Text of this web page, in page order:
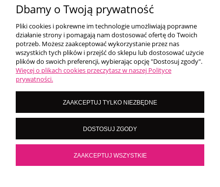
WARUNKI ZAKUPÓW
MOJE KONTO
O NAS
LoversNails Paulina Wiktorowicz | Brzozowa 7, 05-300 Targówka, woj
mazowieckie | NIP: 8222395546
Kontakt pn - pt: 8:00 - 16:00 |
536 028 532
POKAŻ PEŁNĄ WERSJĘ STRONY
Sklep internetowy Shoper.pl
Dbamy o Twoją prywatność
Pliki cookies i pokrewne im technologie umożliwiają poprawne
działanie strony i pomagają nam dostosować ofertę do Twoich
potrzeb. Możesz zaakceptować wykorzystanie przez nas
wszystkich tych plików i przejść do sklepu lub dostosować użycie
plików do swoich preferencji, wybierając opcję "Dostosuj zgody".
Więcej o plikach cookies przeczytasz w naszej Polityce
prywatności.
ZAAKCEPTUJ TYLKO NIEZBĘDNE
DOSTOSUJ ZGODY
ZAAKCEPTUJ WSZYSTKIE